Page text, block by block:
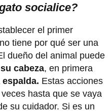
socialice?
el primer
tiene por qué ser una
dueño del animal puede
cabeza, en primera
Estas acciones
hasta que se vaya
su cuidador. Si es un